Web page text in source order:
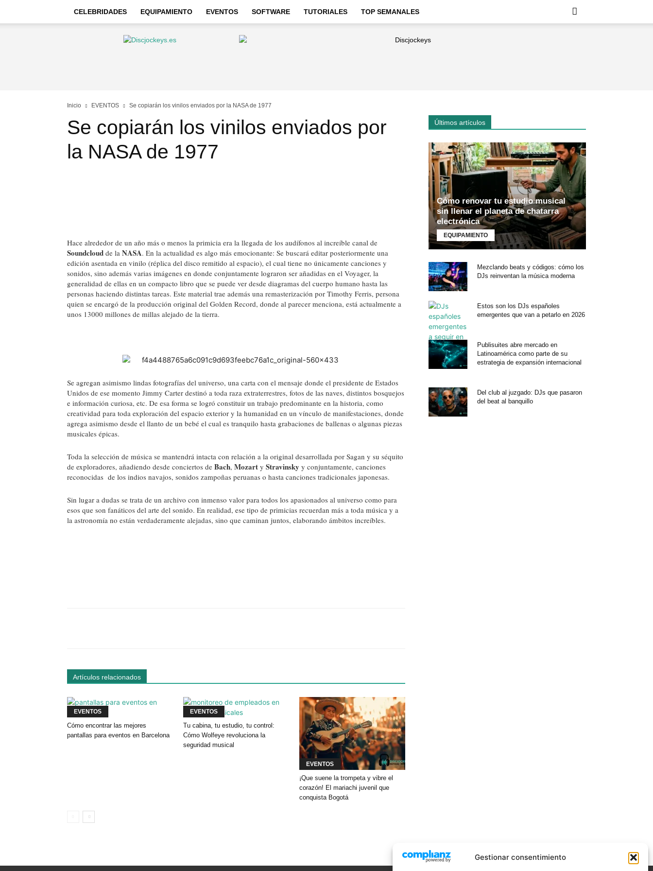
Gestionar consentimiento
CELEBRIDADES EQUIPAMIENTO EVENTOS SOFTWARE TUTORIALES TOP SEMANALES
Discjockeys
Inicio EVENTOS Se copiarán los vinilos enviados por la NASA de 1977
Se copiarán los vinilos enviados por
la NASA de 1977
Hace alrededor de un año más o menos la primicia era la llegada de los audífonos al increíble canal de
Soundcloud de la NASA. En la actualidad es algo más emocionante: Se buscará editar posteriormente una
edición asentada en vinilo (réplica del disco remitido al espacio), el cual tiene no únicamente canciones y
sonidos, sino además varias imágenes en donde conjuntamente lograron ser añadidas en el Voyager, la
generalidad de ellas en un compacto libro que se puede ver desde diagramas del cuerpo humano hasta las
personas haciendo distintas tareas. Este material trae además una remasterización por Timothy Ferris, persona
quien se encargó de la producción original del Golden Record, donde al parecer menciona, está actualmente a
unos 13000 millones de millas alejado de la tierra.
Se agregan asimismo lindas fotografías del universo, una carta con el mensaje donde el presidente de Estados
Unidos de ese momento Jimmy Carter destinó a toda raza extraterrestres, fotos de las naves, distintos bosquejos
e información curiosa, etc. De esa forma se logró constituir un trabajo predominante en la historia, como
creatividad para toda exploración del espacio exterior y la humanidad en un vínculo de manifestaciones, donde
agrega asimismo desde el llanto de un bebé el cual es tranquilo hasta grabaciones de ballenas o algunas piezas
musicales épicas.
Toda la selección de música se mantendrá intacta con relación a la original desarrollada por Sagan y su séquito
de exploradores, añadiendo desde conciertos de Bach, Mozart y Stravinsky y conjuntamente, canciones
reconocidas de los indios navajos, sonidos zampoñas peruanas o hasta canciones tradicionales japonesas.
Sin lugar a dudas se trata de un archivo con inmenso valor para todos los apasionados al universo como para
esos que son fanáticos del arte del sonido. En realidad, ese tipo de primicias recuerdan más a toda música y a
la astronomía no están verdaderamente alejadas, sino que caminan juntos, elaborando ámbitos increíbles.
Artículos relacionados
EVENTOS
Cómo encontrar las mejores
pantallas para eventos en Barcelona
EVENTOS
Tu cabina, tu estudio, tu control:
Cómo Wolfeye revoluciona la
seguridad musical
EVENTOS
¡Que suene la trompeta y vibre el
corazón! El mariachi juvenil que
conquista Bogotá
Últimos artículos
Cómo renovar tu estudio musical
sin llenar el planeta de chatarra
electrónica
EQUIPAMIENTO
Mezclando beats y códigos: cómo los
DJs reinventan la música moderna
Estos son los DJs españoles
emergentes que van a petarlo en 2026
Publisuites abre mercado en
Latinoamérica como parte de su
estrategia de expansión internacional
Del club al juzgado: DJs que pasaron
del beat al banquillo